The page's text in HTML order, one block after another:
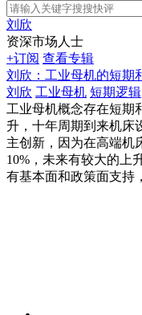
刘欣
资深市场人士
+订阅 查看专辑
刘欣：工业母机的短期
刘欣 工业母机 短期逻辑
工业母机概念存在短期
升，十年周期到来机床
主创新，因为在高端机
10%，未来有较大的上
有基本面和政策面支持